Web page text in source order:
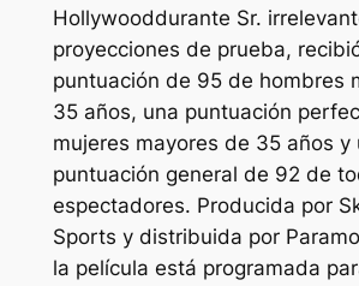
Hollywooddurante Sr.
proyecciones de prueba,
puntuación de 95 de hombres
35 años, una puntuación
mujeres mayores de 35 años y
puntuación general de 92 de
espectadores. Producida por
Sports y distribuida por
la película está programada